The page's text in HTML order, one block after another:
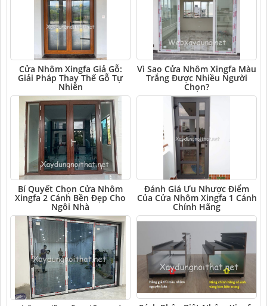
Cửa Nhôm Xingfa Giả Gỗ:
Giải Pháp Thay Thế Gỗ Tự
Nhiên
Vì Sao Cửa Nhôm Xingfa Màu
Trắng Được Nhiều Người
Chọn?
Bí Quyết Chọn Cửa Nhôm
Xingfa 2 Cánh Bền Đẹp Cho
Ngôi Nhà
Đánh Giá Ưu Nhược Điểm
Của Cửa Nhôm Xingfa 1 Cánh
Chính Hãng